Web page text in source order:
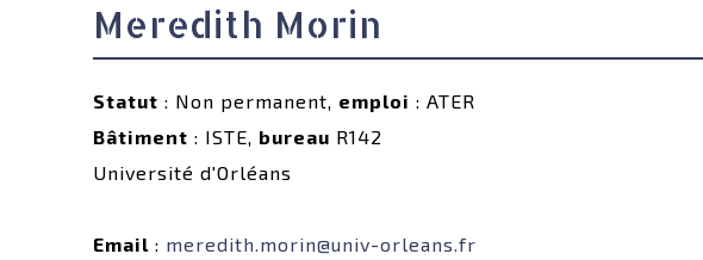
Meredith Morin
Statut : Non permanent, emploi : ATER
Bâtiment : ISTE, bureau R142
Université d'Orléans
Email: meredith.morin@univ-orleans.fr